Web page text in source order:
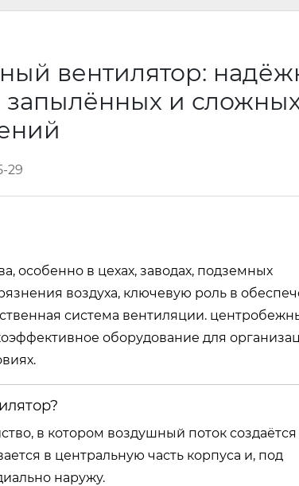
вентилятор:
и
29
особенно в цехах, заводах, подземных
воздуха, ключевую роль в
система вентиляции.
оборудование для
в котором воздушный поток создаётся
в центральную часть корпуса и, под
наружу.